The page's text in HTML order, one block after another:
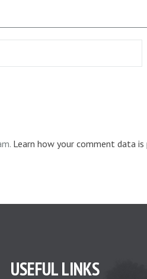
Learn how your comment data is
USEFUL LINKS